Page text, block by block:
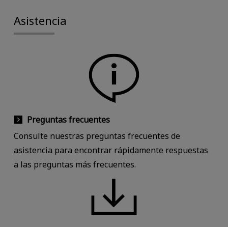
Asistencia
Preguntas frecuentes
Consulte nuestras preguntas frecuentes de
asistencia para encontrar rápidamente respuestas
a las preguntas más frecuentes.